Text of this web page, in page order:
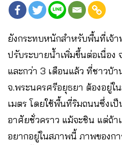
ยังกระทบหนักสำหรับพื้นที่เจ้
ปรับระบายน้ำเพิ่มขึ้นต่อเนื่อง
และกว่า 3 เดือนแล้ว ที่ชาวบ้า
จ.พระนครศรีอยุธยา ต้องอยู่
เมตร โดยใช้พื้นที่ริมถนนซึ่งเ
อาศัยชั่วคราว แม้จะชิน แต่ถ้า
อยากอยู่ในสภาพนี้ ภาพของก